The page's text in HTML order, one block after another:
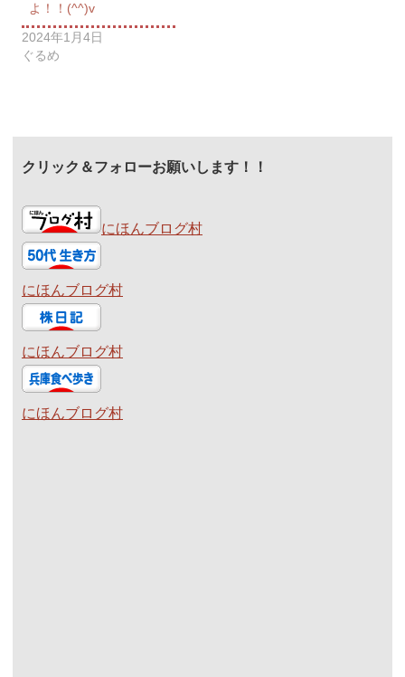
よ！！(^^)v
2024年1月4日
ぐるめ
クリック＆フォローお願いします！！
にほんブログ村
にほんブログ村
にほんブログ村
にほんブログ村